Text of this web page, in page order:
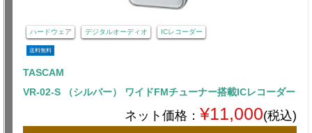
ハードウェア デジタルオーディオ ICレコーダー
送料無料
TASCAM
VR-02-S （シルバー） ワイドFMチューナー搭載ICレコーダー
ネット価格： ¥11,000(税込)